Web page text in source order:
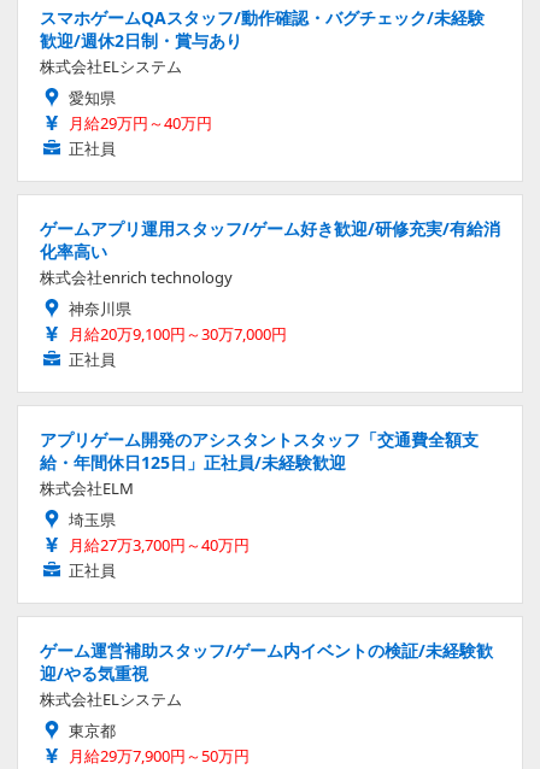
スマホゲームQAスタッフ/動作確認・バグチェック/未経験
歓迎/週休2日制・賞与あり
株式会社ELシステム
愛知県
月給29万円～40万円
正社員
ゲームアプリ運用スタッフ/ゲーム好き歓迎/研修充実/有給消
化率高い
株式会社enrich technology
神奈川県
月給20万9,100円～30万7,000円
正社員
アプリゲーム開発のアシスタントスタッフ「交通費全額支
給・年間休日125日」正社員/未経験歓迎
株式会社ELM
埼玉県
月給27万3,700円～40万円
正社員
ゲーム運営補助スタッフ/ゲーム内イベントの検証/未経験歓
迎/やる気重視
株式会社ELシステム
東京都
月給29万7,900円～50万円